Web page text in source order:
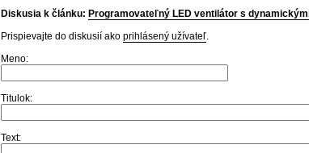
Diskusia k článku: Programovateľný LED ventilátor s
Prispievajte do diskusií ako prihlásený užívateľ.
Meno:
Titulok:
Text: